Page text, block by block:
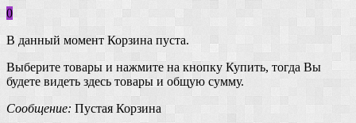
0
В данный момент Корзина пуста.
Выберите товары и нажмите на кнопку Купить, тогда Вы
будете видеть здесь товары и общую сумму.
Сообщение: Пустая Корзина